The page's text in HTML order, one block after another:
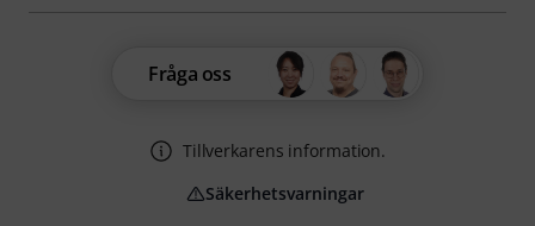
Fråga oss
Tillverkarens information.
Säkerhetsvarningar